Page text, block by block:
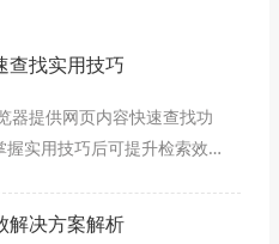
查找实用技巧
器提供网页内容快速查找功
握实用技巧后可提升检索效
解决方案解析